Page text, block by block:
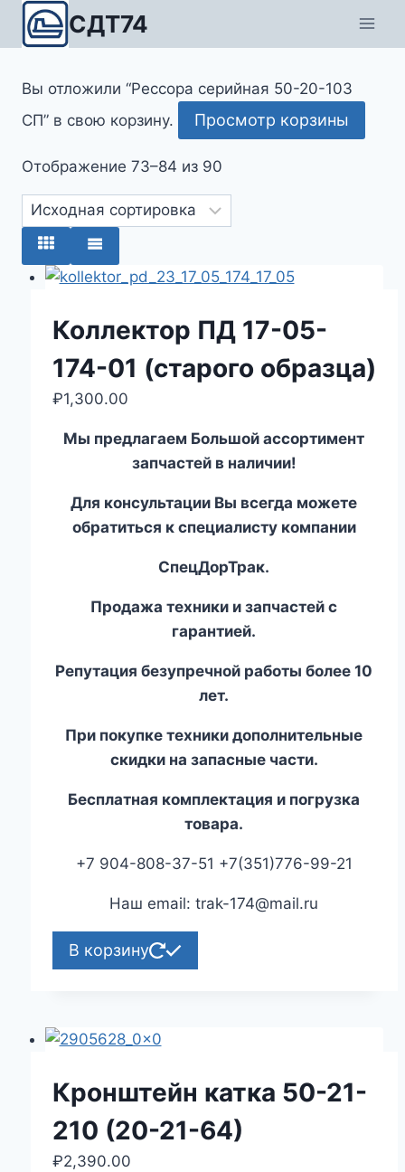
Перейти СДТ74
Вы отложили “Рессора серийная 50-20-103
СП” в свою корзину.
Просмотр корзины
Отображение 73–84 из 90
Коллектор ПД 17-05-
174-01 (старого образца)
₽1,300.00
Мы предлагаем Большой ассортимент
запчастей в наличии!
Для консультации Вы всегда можете
обратиться к специалисту компании
СпецДорТрак.
Продажа техники и запчастей с
гарантией.
Репутация безупречной работы более 10
лет.
При покупке техники дополнительные
скидки на запасные части.
Бесплатная комплектация и погрузка
товара.
+7 904-808-37-51 +7(351)776-99-21
Наш email: trak-174@mail.ru
В корзину
Кронштейн катка 50-21-
210 (20-21-64)
₽2,390.00